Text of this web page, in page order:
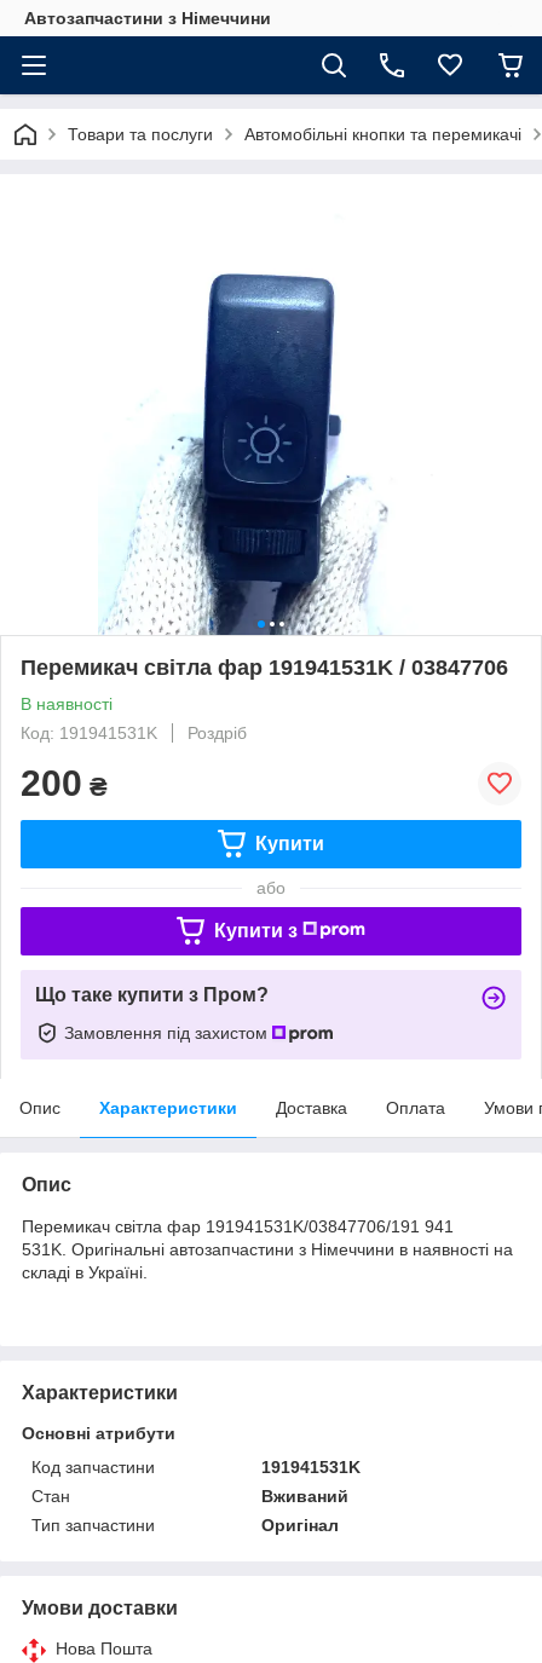
Автозапчастини з Німеччини
Товари та послуги Автомобільні кнопки та перемикачі
Перемикач світла фар 191941531K / 03847706
В наявності
Код: 191941531K
Роздріб
200 ₴
Купити
або
Купити з
Що таке купити з Пром?
Замовлення під захистом
Опис Характеристики Доставка Оплата Умови
Опис
Перемикач світла фар 191941531K/03847706/191 941
531K. Оригінальні автозапчастини з Німеччини в наявності на
складі в Україні.
Характеристики
Основні атрибути
Код запчастини
191941531K
Стан
Вживаний
Тип запчастини
Оригінал
Умови доставки
Нова Пошта